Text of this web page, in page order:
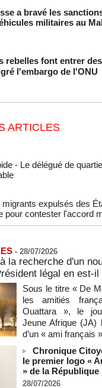
a bravé les
militaires au
rebelles font entrer
l'embargo de l'ONU
ARTICLES
pour contester l'accord
Xenia
l'industrie allemande en
a tiré un missile
l'armée sud-coréenne
de presse du 6 août
- 28/07/2026
la recherche d'un
légal en est-il
Sous le titre « De
les amitiés
Ouattara », le
Jeune Afrique (JA)
d’un « ami français
Chronique
le premier logo «
» de la République
28/07/2026